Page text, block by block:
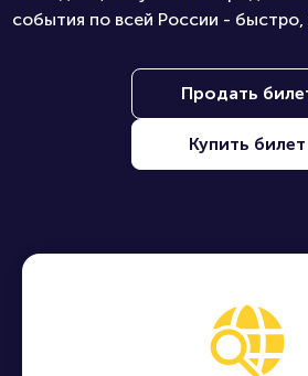
события по всей России -
Продать
Купить билет